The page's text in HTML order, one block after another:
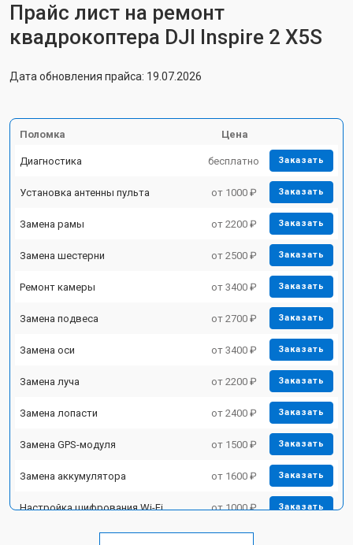
Прайс лист на ремонт
квадрокоптера DJI Inspire 2 X5S
Дата обновления прайса: 19.07.2026
Поломка Цена
Диагностика бесплатно Заказать
Установка антенны пульта от 1000 ₽ Заказать
Замена рамы от 2200 ₽ Заказать
Замена шестерни от 2500 ₽ Заказать
Ремонт камеры от 3400 ₽ Заказать
Замена подвеса от 2700 ₽ Заказать
Замена оси от 3400 ₽ Заказать
Замена луча от 2200 ₽ Заказать
Замена лопасти от 2400 ₽ Заказать
Замена GPS-модуля от 1500 ₽ Заказать
Замена аккумулятора от 1600 ₽ Заказать
Настройка шифрования Wi-Fi от 1000 ₽ Заказать